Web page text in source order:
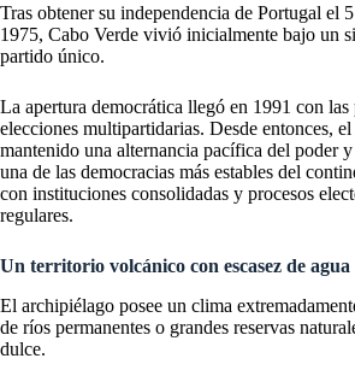
Tras obtener su independencia de Portugal el
1975, Cabo Verde vivió inicialmente bajo un
partido único.
La apertura democrática llegó en 1991 con las
elecciones multipartidarias. Desde entonces, el
mantenido una alternancia pacífica del poder
una de las democracias más estables del
con instituciones consolidadas y procesos
regulares.
Un territorio volcánico con escasez de agua
El archipiélago posee un clima
de ríos permanentes o grandes reservas
dulce.